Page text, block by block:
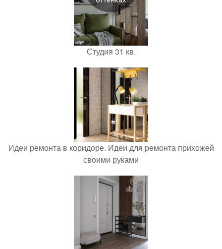
Студия 31 кв.
Идеи ремонта в коридоре. Идеи для ремонта прихожей
своими руками